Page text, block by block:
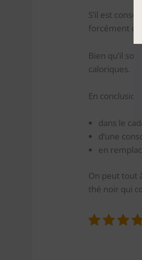
S’il est
forcément
Bien qu’il
caloriques.
En
dans le
d’une
en
On peut tout
thé noir qui